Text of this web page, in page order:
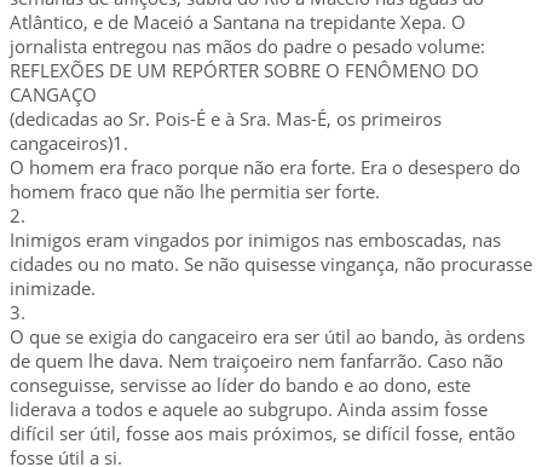
Atlântico, e de Maceió a Santana na trepidante Xepa. O
jornalista entregou nas mãos do padre o pesado volume:
REFLEXÕES DE UM REPÓRTER SOBRE O FENÔMENO DO
CANGAÇO
(dedicadas ao Sr. Pois-É e à Sra. Mas-É, os primeiros
cangaceiros)1.
O homem era fraco porque não era forte. Era o desespero do
homem fraco que não lhe permitia ser forte.
2.
Inimigos eram vingados por inimigos nas emboscadas, nas
cidades ou no mato. Se não quisesse vingança, não procurasse
inimizade.
3.
O que se exigia do cangaceiro era ser útil ao bando, às ordens
de quem lhe dava. Nem traiçoeiro nem fanfarrão. Caso não
conseguisse, servisse ao líder do bando e ao dono, este
liderava a todos e aquele ao subgrupo. Ainda assim fosse
difícil ser útil, fosse aos mais próximos, se difícil fosse, então
fosse útil a si.